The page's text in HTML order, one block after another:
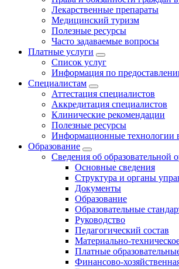
Лекарственные препараты
Медицинский туризм
Полезные ресурсы
Часто задаваемые вопросы
Платные услуги
Список услуг
Информация по
Специалистам
Аттестация специалистов
Аккредитация специалистов
Клинические рекомендации
Полезные ресурсы
Информационные технологии
Образование
Сведения об образовательной
Основные сведения
Структура и органы
Документы
Образование
Образовательные
Руководство
Педагогический состав
Материально-
Платные
Финансово-